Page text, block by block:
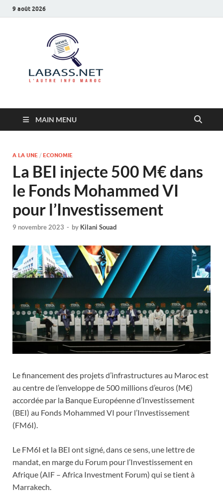
9 août 2026
MAIN MENU
A LA UNE / ECONOMIE
La BEI injecte 500 M€ dans
le Fonds Mohammed VI
pour l’Investissement
9 novembre 2023 - by Kilani Souad
Le financement des projets d’infrastructures au Maroc est
au centre de l’enveloppe de 500 millions d’euros (M€)
accordée par la Banque Européenne d’Investissement
(BEI) au Fonds Mohammed VI pour l’Investissement
(FM6I).
Le FM6I et la BEI ont signé, dans ce sens, une lettre de
mandat, en marge du Forum pour l’Investissement en
Afrique (AIF – Africa Investment Forum) qui se tient à
Marrakech.